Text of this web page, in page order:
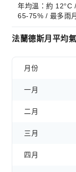
年均溫：約 12°C
65-75% / 最多雨
法蘭德斯月平均
月份
一月
二月
三月
四月